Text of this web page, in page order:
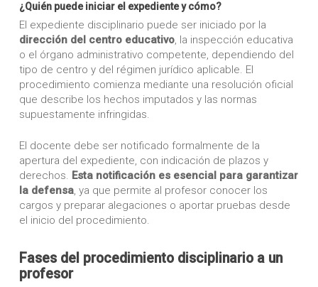
¿Quién puede iniciar el expediente y cómo?
El expediente disciplinario puede ser iniciado por la
dirección del centro educativo, la inspección educativa
o el órgano administrativo competente, dependiendo del
tipo de centro y del régimen jurídico aplicable. El
procedimiento comienza mediante una resolución oficial
que describe los hechos imputados y las normas
supuestamente infringidas.
El docente debe ser notificado formalmente de la
apertura del expediente, con indicación de plazos y
derechos. Esta notificación es esencial para garantizar
la defensa, ya que permite al profesor conocer los
cargos y preparar alegaciones o aportar pruebas desde
el inicio del procedimiento.
Fases del procedimiento disciplinario a un
profesor